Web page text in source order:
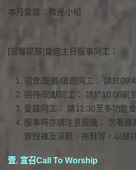
本月愛筵：微光小組
[溫馨提醒]當週主日服事同工：
司會/聖餐/值週同工： 請於
招待/司獻同工： 請於10:00前
愛筵同工： 請11:30至多功能
服事時亦請注意服儀： 勿著露
穿短褲及涼鞋、拖鞋等，以維
壹. 宣召Call To Worship